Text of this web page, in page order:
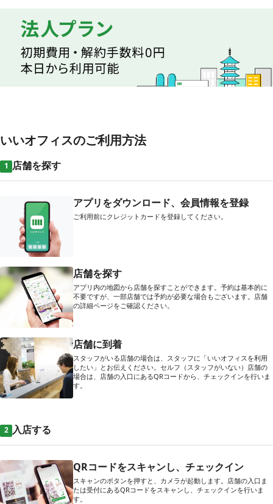
いいオフィスのご利用方法
1 店舗を探す
アプリをダウンロード、会員情報を登録
ご利用前にクレジットカードを登録してください。
店舗を探す
アプリ内の地図から店舗を探すことができます。予約は基本的に
不要ですが、一部店舗では予約が必要な場合もございます。店舗
の詳細ページをご確認ください。
店舗に到着
スタッフがいる店舗の場合は、スタッフに「いいオフィスを利用
したい」とお伝えください。セルフ（スタッフがいない）店舗の
場合は、店舗の入口にあるQRコードから、チェックインを行いま
す。
2 入店する
QRコードをスキャンし、チェックイン
スキャンのボタンを押すと、カメラが起動します。店舗の入口ま
たは受付にあるQRコードをスキャンし、チェックインを行いま
す。